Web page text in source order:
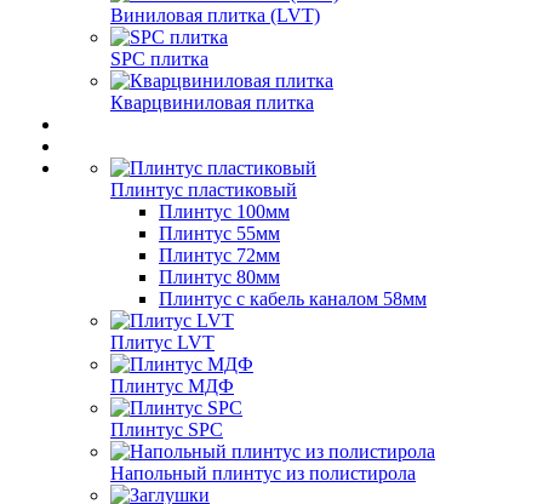
Виниловая плитка (LVT)
SPC плитка
Кварцвиниловая плитка
Плинтус пластиковый
Плинтус 100мм
Плинтус 55мм
Плинтус 72мм
Плинтус 80мм
Плинтус с кабель каналом 58мм
Плитус LVT
Плинтус МДФ
Плинтус SPC
Напольный плинтус из полистирола